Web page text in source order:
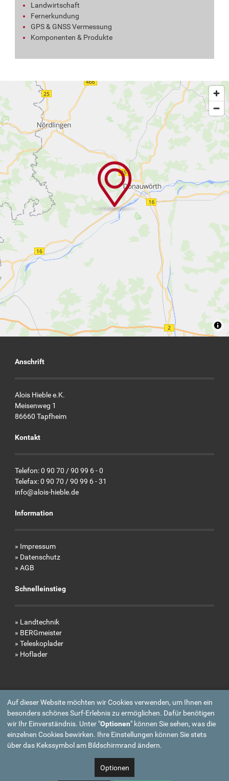
Landwirtschaft
Fernerkundung
GPS & GNSS Vermessung
Komponenten & Produkte
Anschrift
Alois Hieble e.K.
Meisenweg 1
86660 Tapfheim
Kontakt
Telefon: 0 90 70 / 90 99 6 - 0
Telefax: 0 90 70 / 90 99 6 - 31
info@alois-hieble.de
Information
» Impressum
» Datenschutz
» AGB
Schnelleinstieg
» Landtechnik
» BERGmeister
» Teleskoplader
» Hoflader
Auf dieser Website möchten wir Cookies verwenden, um Ihnen ein
besonders schönes Surf-Erlebnis zu ermöglichen. Dafür benötigen
wir Ihr Einverständnis. Unter "Optionen" können Sie sehen, was die
einzelnen Cookies bewirken. Ihre Einstellungen können Sie stets
über das Kekssymbol am Bildschirmrand ändern.
Optionen